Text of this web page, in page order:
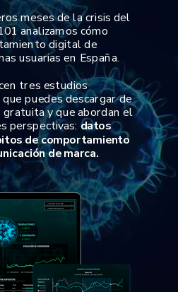
meses de la crisis del
analizamos cómo
digital de
usuarias en España.
tres estudios
puedes descargar de
y que abordan el
perspectivas: datos
de comportamiento
de marca.